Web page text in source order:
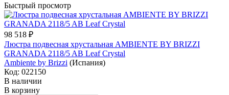
Быстрый просмотр
98 518 ₽
Люстра подвесная хрустальная AMBIENTE BY BRIZZI
GRANADA 2118/5 AB Leaf Crystal
Ambiente by Brizzi (Испания)
Код: 022150
В наличии
В корзину